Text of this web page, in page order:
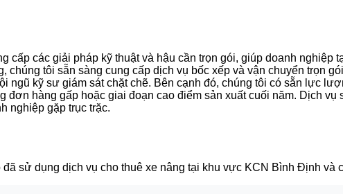
cấp các giải pháp kỹ thuật và hậu cần trọn gói, giúp doanh
chúng tôi sẵn sàng cung cấp dịch vụ bốc xếp và vận chuyển trọn
ngũ kỹ sư giám sát chặt chẽ. Bên cạnh đó, chúng tôi có sẵn lực
đơn hàng gấp hoặc giai đoạn cao điểm sản xuất cuối năm. Dịch
nghiệp gặp trục trặc.
sử dụng dịch vụ cho thuê xe nâng tại khu vực KCN Bình Định và